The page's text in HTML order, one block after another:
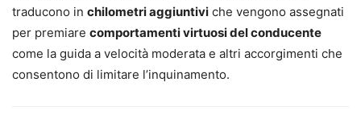
traducono in chilometri aggiuntivi che vengono assegnati
per premiare comportamenti virtuosi del conducente
come la guida a velocità moderata e altri accorgimenti che
consentono di limitare l’inquinamento.